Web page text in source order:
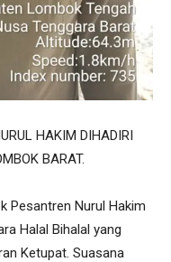
HAKIM DIHADIRI
BARAT.
Pesantren Nurul Hakim
Halal Bihalal yang
Ketupat. Suasana